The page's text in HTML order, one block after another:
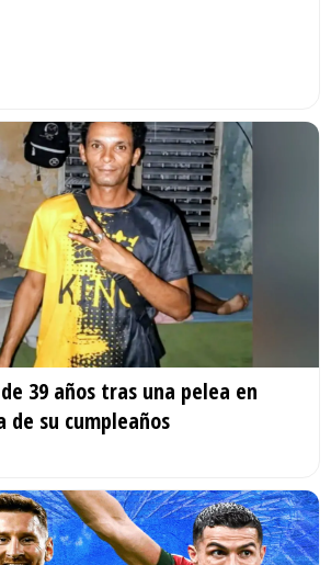
39 años tras una pelea en
de su cumpleaños